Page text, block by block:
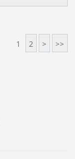
1 2 > >>